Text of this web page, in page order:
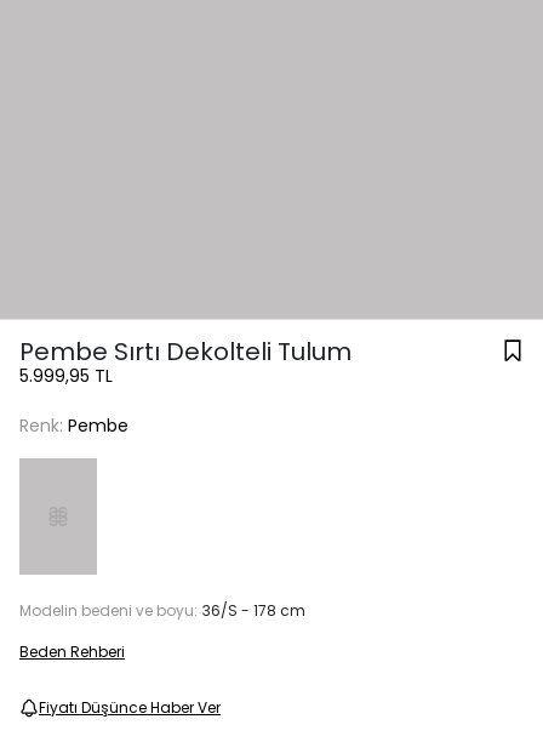
Pembe Sırtı Dekolteli Tulum
5.999,95 TL
Renk: Pembe
Modelin bedeni ve boyu: 36/S - 178 cm
Beden Rehberi
Fiyatı Düşünce Haber Ver